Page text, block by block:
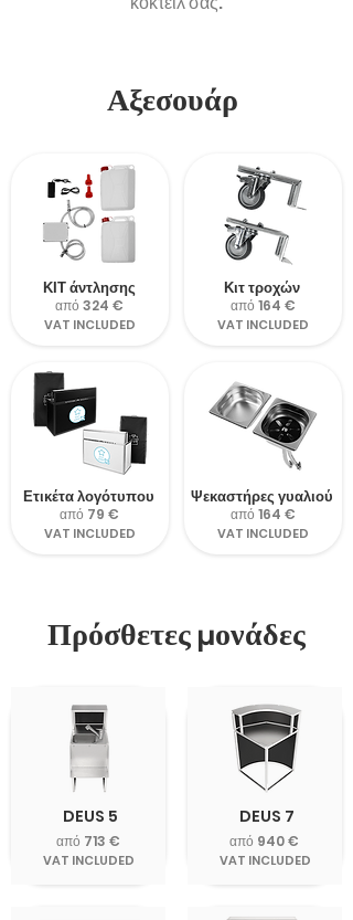
Αξεσουάρ
ΚΙΤ άντλησης
από 324 €
VAT INCLUDED
Ετικέτα λογότυπου
από 79 €
VAT INCLUDED
Κιτ τροχών
από 164 €
VAT INCLUDED
Ψεκαστήρες γυαλιού
από 164 €
VAT INCLUDED
Πρόσθετες μονάδες
DEUS 5
από 713 €
VAT INCLUDED
DEUS 7
από 940 €
VAT INCLUDED